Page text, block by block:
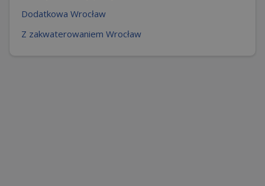
Dodatkowa Wrocław
Z zakwaterowaniem Wrocław